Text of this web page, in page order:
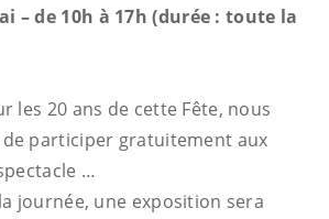
– de 10h à 17h (durée : toute la
les 20 ans de cette Fête, nous
participer gratuitement aux
…
journée, une exposition sera